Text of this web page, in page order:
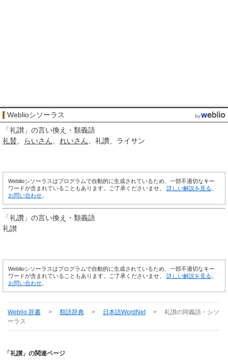
Weblioシソーラス
「礼讃 」の言い換え・類義語
礼賛
らいさん れいさん 礼讚 ライサン
Weblioシソーラスはプログラムで自動的に生成されているため、一部不適切なキー
ワードが含まれていることもあります。ご了承くださいませ。 詳しい解説を見る
お問い合わせ
「礼讚 」の言い換え・類義語
礼讃
Weblioシソーラスはプログラムで自動的に生成されているため、一部不適切なキー
ワードが含まれていることもあります。ご了承くださいませ。 詳しい解説を見る
お問い合わせ
Weblio 辞書 > 類語辞典 > 日本語WordNet > 礼讃の同義語・シソ
ーラス
「礼讃」の関連ページ